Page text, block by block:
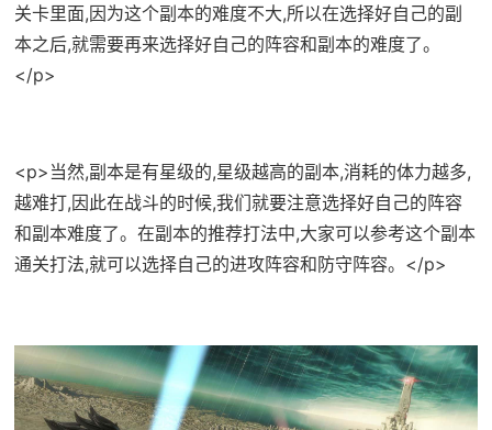
关卡里面,因为这个副本的难度不大,所以在选择好自己的副
本之后,就需要再来选择好自己的阵容和副本的难度了。
</p>
<p>当然,副本是有星级的,星级越高的副本,消耗的体力越多,
越难打,因此在战斗的时候,我们就要注意选择好自己的阵容
和副本难度了。在副本的推荐打法中,大家可以参考这个副本
通关打法,就可以选择自己的进攻阵容和防守阵容。</p>